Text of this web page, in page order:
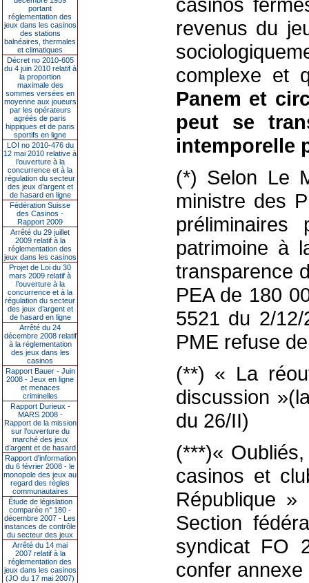
portant
réglementation des
jeux dans les casinos
des stations
balnéaires, thermales
et climatiques
Décret no 2010-605
du 4 juin 2010 relatif à
la proportion
maximale des
sommes versées en
moyenne aux joueurs
par les opérateurs
agréés de paris
hippiques et de paris
sportifs en ligne
LOI no 2010-476 du
12 mai 2010 relative à
l’ouverture à la
concurrence et à la
régulation du secteur
des jeux d’argent et
de hasard en ligne
Fédération Suisse
des Casinos -
Rapport 2009
Arrêté du 29 juillet
2009 relatif à la
réglementation des
jeux dans les casinos
Projet de Loi du 30
mars 2009 relatif à
l’ouverture à la
concurrence et à la
régulation du secteur
des jeux d’argent et
de hasard en ligne
Arrêté du 24
décembre 2008 relatif
à la réglementation
des jeux dans les
casinos
Rapport Bauer - Juin
2008 - Jeux en ligne
et menaces
criminelles
Rapport Durieux -
MARS 2008 -
Rapport de la mission
sur l’ouverture du
marché des jeux
d’argent et de hasard
Rapport d'information
du 6 février 2008 - le
monopole des jeux au
regard des règles
communautaires
Étude de législation
comparée n° 180 -
décembre 2007 - Les
instances de contrôle
du secteur des jeux
Arrêté du 14 mai
2007 relatif à la
réglementation des
jeux dans les casinos
(JO du 17 mai 2007)
revenus du
complexe et
Panem et
peut se
intemporelle
(*) Selon Le
ministre des
préliminaires
patrimoine à
transparence
PEA de 180
5521 du 2/
PME refuse
(**) « La
discussion
du 26/II)
(***)«
casinos et
République
Section
syndicat FO
confer annexe